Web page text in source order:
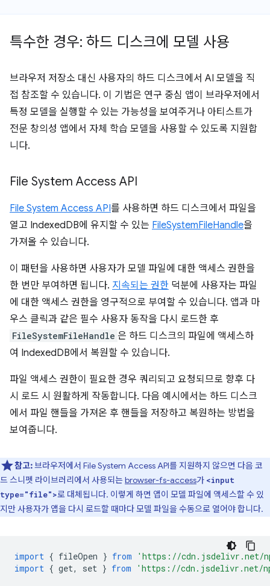
특수한 경우: 하드 디스크에 모델 사용
브라우저 저장소 대신 사용자의 하드 디스크에서 AI 모델을 직
접 참조할 수 있습니다. 이 기법은 연구 중심 앱이 브라우저에서
특정 모델을 실행할 수 있는 가능성을 보여주거나 아티스트가
전문 창의성 앱에서 자체 학습 모델을 사용할 수 있도록 지원합
니다.
File System Access API
File System Access API를 사용하면 하드 디스크에서 파일을
열고 IndexedDB에 유지할 수 있는 FileSystemFileHandle을
가져올 수 있습니다.
이 패턴을 사용하면 사용자가 모델 파일에 대한 액세스 권한을
한 번만 부여하면 됩니다. 지속되는 권한 덕분에 사용자는 파일
에 대한 액세스 권한을 영구적으로 부여할 수 있습니다. 앱과 마
우스 클릭과 같은 필수 사용자 동작을 다시 로드한 후
FileSystemFileHandle 은 하드 디스크의 파일에 액세스하
여 IndexedDB에서 복원할 수 있습니다.
파일 액세스 권한이 필요한 경우 쿼리되고 요청되므로 향후 다
시 로드 시 원활하게 작동합니다. 다음 예시에서는 하드 디스크
에서 파일 핸들을 가져온 후 핸들을 저장하고 복원하는 방법을
보여줍니다.
참고:브라우저에서 File System Access API를 지원하지 않으면 다음 코
드 스니펫 라이브러리에서 사용되는browser-fs-access가 <input
type="file">로 대체됩니다. 이렇게 하면 앱이 모델 파일에 액세스할 수 있
지만 사용자가 앱을 다시 로드할 때마다 모델 파일을 수동으로 열어야 합니다.
import { fileOpen } from
'https://cdn.jsdelivr.net/
import { get, set } from 'https://cdn.jsdelivr.net/